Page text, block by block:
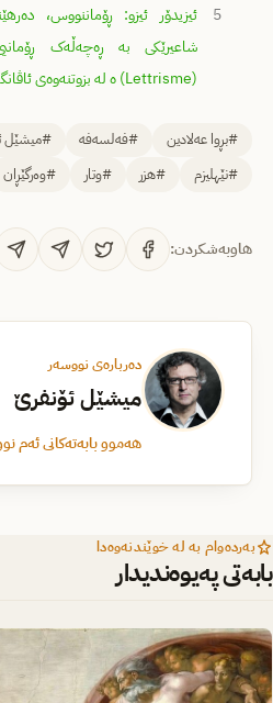
5
ئیزیدۆر ئیزو: ڕۆماننووس،
شاعیرێکی بە ڕەچەڵەک
(Lettrisme) ە لە بزوتنەوەی ئاڤانگاردی فەرەنسیدا. (و.ک).
#بڕوا عەلادین #فەلسەفە #میشێل
#نێهلیزم
#هزر #وتار #وەرگێڕان
هاوبەشکردن:
دەربارەی نووسەر
میشێل ئۆنفرێ
هەموو بابەتەکانی ئەم
بەردەوام بە لە خوێندنەوەدا
بابەتی پەیوەندیدار